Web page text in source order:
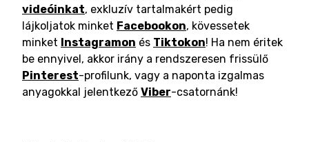
videóinkat, exkluzív tartalmakért pedig
lájkoljatok minket Facebookon, kövessetek
minket Instagramon és Tiktokon! Ha nem éritek
be ennyivel, akkor irány a rendszeresen frissülő
Pinterest-profilunk, vagy a naponta izgalmas
anyagokkal jelentkező Viber-csatornánk!